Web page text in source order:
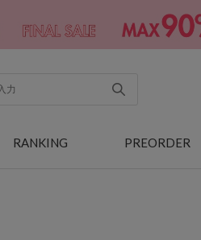
RANKING PREORDER